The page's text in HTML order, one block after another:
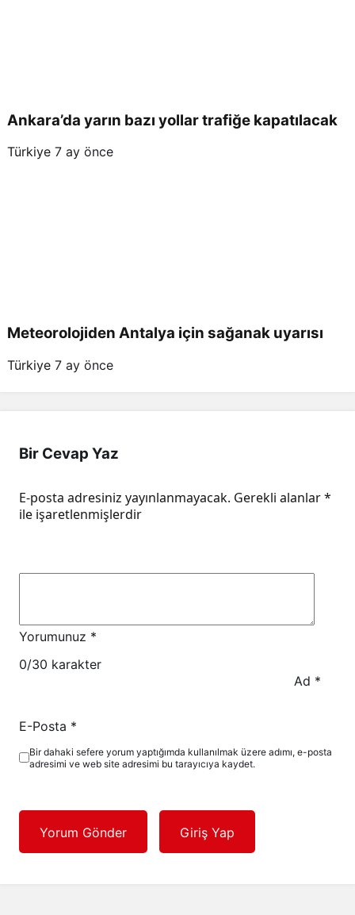
Ankara’da yarın bazı yollar trafiğe kapatılacak
Türkiye 7 ay önce
Meteorolojiden Antalya için sağanak uyarısı
Türkiye 7 ay önce
Bir Cevap Yaz
E-posta adresiniz yayınlanmayacak. Gerekli alanlar*
ile işaretlenmişlerdir
Yorumunuz *
0/30 karakter
Ad *
E-Posta *
Bir dahaki sefere yorum yaptığımda kullanılmak üzere adımı, e-posta
adresimi ve web site adresimi bu tarayıcıya kaydet.
Yorum Gönder Giriş Yap